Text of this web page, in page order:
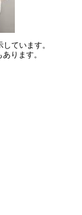
ています。
ります。